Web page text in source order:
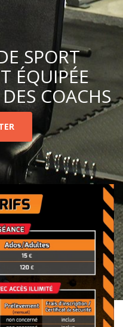
SPORT
ÉQUIPÉE
COACHS